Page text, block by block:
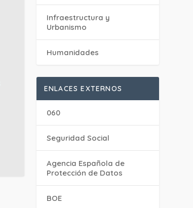
Infraestructura y
Urbanismo
Humanidades
ENLACES EXTERNOS
060
Seguridad Social
Agencia Española de
Protección de Datos
BOE